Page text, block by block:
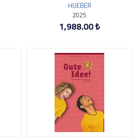
HUEBER
2025
1,988.00 ₺